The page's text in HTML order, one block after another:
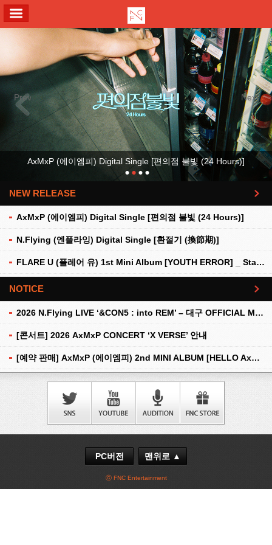
Previous Next
AxMxP (에이엠피) Digital Single [편의점 불빛 (24 Hours)]
NEW RELEASE
AxMxP (에이엠피) Digital Single [편의점 불빛 (24 Hours)]
N.Flying (엔플라잉) Digital Single [환절기 (換節期)]
FLARE U (플레어 유) 1st Mini Album [YOUTH ERROR] _ Stationery Kit Ver.
더보기
NOTICE
2026 N.Flying LIVE ‘&CON5 : into REM’ – 대구 OFFICIAL MD 현장 판매 안내
[콘서트] 2026 AxMxP CONCERT ‘X VERSE’ 안내
[예약 판매] AxMxP (에이엠피) 2nd MINI ALBUM [HELLO AxMxP] 예약 판매 안내
더보기
PC버전 맨위로 ▲
ⓒ FNC Entertainment